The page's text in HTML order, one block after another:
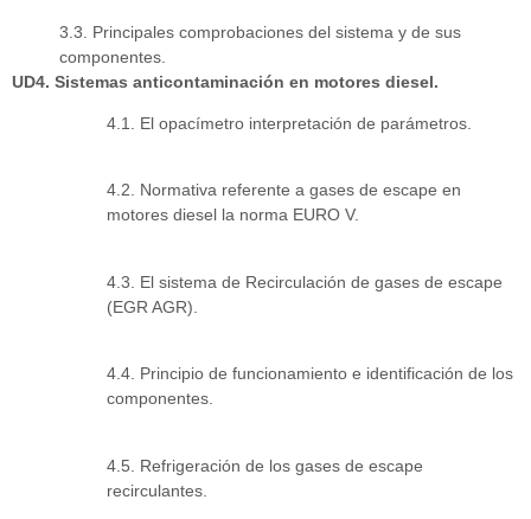
3.3. Principales comprobaciones del sistema y de sus
componentes.
UD4. Sistemas anticontaminación en motores diesel.
4.1. El opacímetro interpretación de parámetros.
4.2. Normativa referente a gases de escape en
motores diesel la norma EURO V.
4.3. El sistema de Recirculación de gases de escape
(EGR AGR).
4.4. Principio de funcionamiento e identificación de los
componentes.
4.5. Refrigeración de los gases de escape
recirculantes.